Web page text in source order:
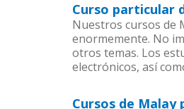
Curso particular
Nuestros cursos de
enormemente. No
otros temas. Los
electrónicos, así
Cursos de Malay